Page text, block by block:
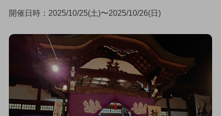
開催日時：2025/10/25(土)〜2025/10/26(日)